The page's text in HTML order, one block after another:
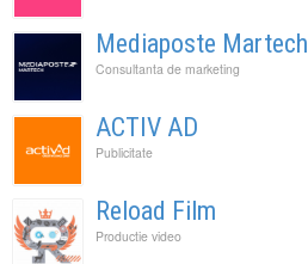
Mediaposte Martech
Consultanta de marketing
ACTIV AD
Publicitate
Reload Film
Productie video